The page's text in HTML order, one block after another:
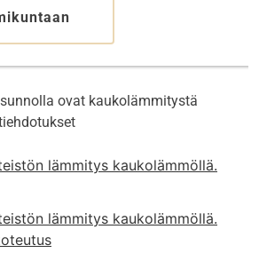
ovat kaukolämmitystä
lämmitys kaukolämmöllä.
lämmitys kaukolämmöllä.